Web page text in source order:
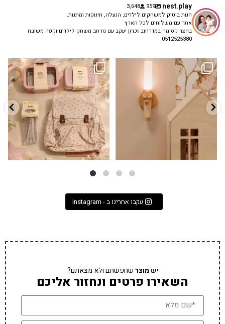
nest.play
959
3,648
חנות בוטיק למשחקים לילדים, הנעלה, תינוקות ומתנות.
אתר עם משלוחים לכל הארץ
בחצר קסומה במדרחוב זכרון יעקב עם מרחב משחק לילדים וקפה משובח
0512525380
✨ חוזרים למסגרת בסטייל! ✨
הקולקציה החדשה...
9 4
גם פריט עיצובי לחדר, גם מנורת לילה
...
3 0
עקבו אחרינו ב - Instagram
ישמוצרשחפשתם ולא מצאתם?
השאירו פרטים ונחזור אליכם